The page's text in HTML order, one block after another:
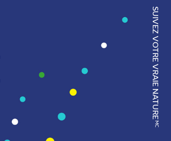
SUIVEZ VOTRE VRAIE NATURE
MC